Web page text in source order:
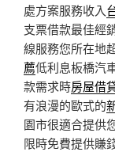
處方案服務收入
支票借款最佳經
線服務您所在地
薦低利息板橋汽
款需求時房屋借
有浪漫的歐式的
園市很適合提供
限時免費提供賺